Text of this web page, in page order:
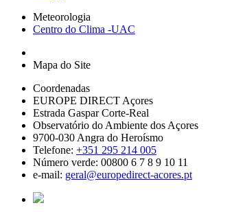
Meteorologia
Centro do Clima -UAC
Mapa do Site
Coordenadas
EUROPE DIRECT Açores
Estrada Gaspar Corte-Real
Observatório do Ambiente dos Açores
9700-030 Angra do Heroísmo
Telefone: +351 295 214 005
Número verde: 00800 6 7 8 9 10 11
e-mail: geral@europedirect-acores.pt